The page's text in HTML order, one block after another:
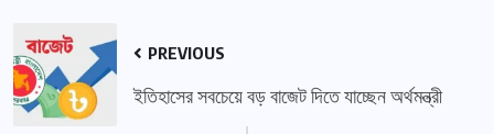
PREVIOUS
ইতিহাসের সবচেয়ে বড় বাজেট দিতে যাচ্ছেন অর্থমন্ত্রী